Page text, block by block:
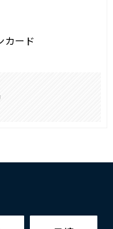
カード